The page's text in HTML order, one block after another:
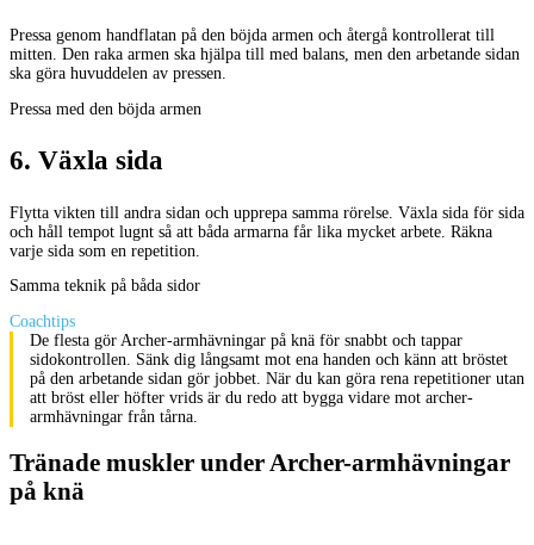
Pressa genom handflatan på den böjda armen och återgå kontrollerat till
mitten. Den raka armen ska hjälpa till med balans, men den arbetande sidan
ska göra huvuddelen av pressen.
Pressa med den böjda armen
6. Växla sida
Flytta vikten till andra sidan och upprepa samma rörelse. Växla sida för sida
och håll tempot lugnt så att båda armarna får lika mycket arbete. Räkna
varje sida som en repetition.
Samma teknik på båda sidor
Coachtips
De flesta gör Archer-armhävningar på knä för snabbt och tappar
sidokontrollen. Sänk dig långsamt mot ena handen och känn att bröstet
på den arbetande sidan gör jobbet. När du kan göra rena repetitioner utan
att bröst eller höfter vrids är du redo att bygga vidare mot archer-
armhävningar från tårna.
Tränade muskler under Archer-armhävningar
på knä